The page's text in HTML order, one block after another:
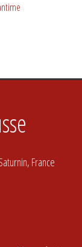
France